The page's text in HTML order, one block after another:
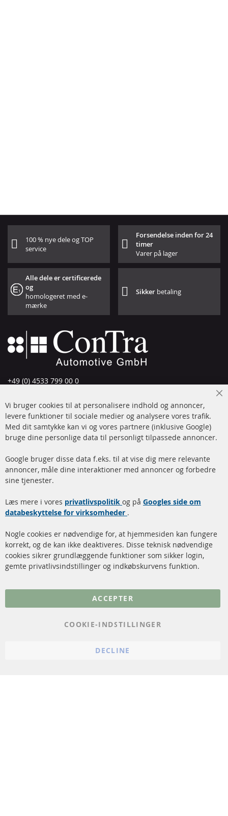
100 % nye dele og TOP
service
Forsendelse inden for 24
timer
Varer på lager
Alle dele er certificerede
og
homologeret med e-
mærke
Sikker betaling
+49 (0) 4533 799 00 0
info@contra-automotive.de
www.contra-automotive.de
Facebook
Instagram
Hurtige links
Dieselpartikelfilter (DPF)
rengøring
Katalysator (KAT)
Sensorer
FAQ
Kundeservice
Betalingsmetoder
Kontakt
Vi bruger cookies til at personalisere indhold og annoncer,
levere funktioner til sociale medier og analysere vores trafik.
Med dit samtykke kan vi og vores partnere (inklusive Google)
bruge dine personlige data til personligt tilpassede annoncer.
Google bruger disse data f.eks. til at vise dig mere relevante
annoncer, måle dine interaktioner med annoncer og forbedre
sine tjenester.
Læs mere i vores privatlivspolitik og på Googles side om
databeskyttelse for virksomheder .
Nogle cookies er nødvendige for, at hjemmesiden kan fungere
korrekt, og de kan ikke deaktiveres. Disse teknisk nødvendige
cookies sikrer grundlæggende funktioner som sikker login,
gemte privatlivsindstillinger og indkøbskurvens funktion.
ACCEPTER
COOKIE-INDSTILLINGER
DECLINE